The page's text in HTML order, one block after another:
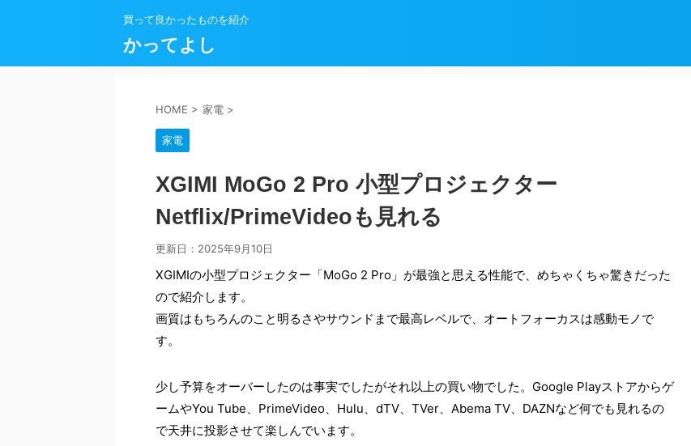
買って良かったものを紹介
かってよし
HOME > 家電 >
家電
XGIMI MoGo 2 Pro 小型プロジェクター
Netflix/PrimeVideoも見れる
更新日： 2025年9月10日
XGIMIの小型プロジェクター「MoGo 2 Pro」が最強と思える性能で、めちゃくちゃ驚きだった
ので紹介します。
画質はもちろんのこと明るさやサウンドまで最高レベルで、オートフォーカスは感動モノで
す。
少し予算をオーバーしたのは事実でしたがそれ以上の買い物でした。Google Playストアからゲ
ームやYou Tube、PrimeVideo、Hulu、dTV、TVer、Abema TV、DAZNなど何でも見れるの
で天井に投影させて楽しんでいます。